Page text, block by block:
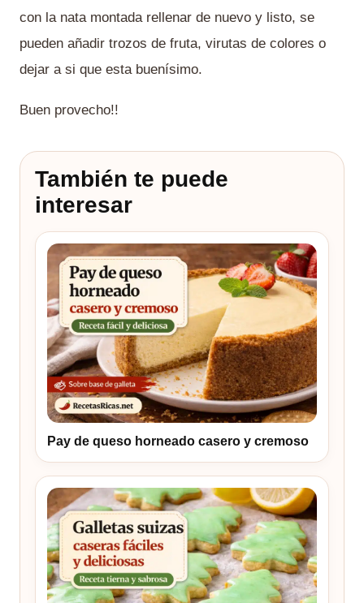
con la nata montada rellenar de nuevo y listo, se
pueden añadir trozos de fruta, virutas de colores o
dejar a si que esta buenísimo.
Buen provecho!!
También te puede
interesar
Pay de queso horneado casero y cremoso